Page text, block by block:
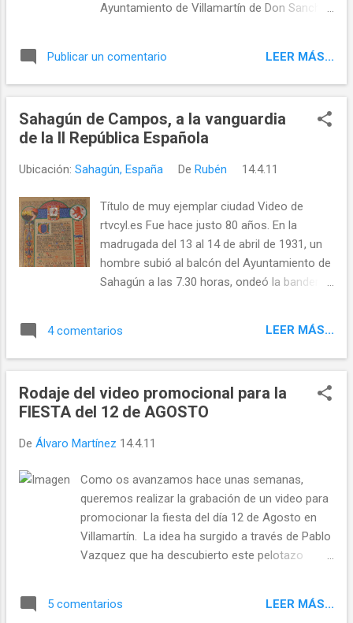
abierto para presentar su programa
eltemplete@gmail.com
Ayuntamiento de Villamartín de Don Sancho
León entre otras condiciones establece que
el proyecto debe estar finalizado antes del
Publicar un comentario LEER MÁS...
Sahagún de Campos, a la vanguardia
de la II República Española
Ubicación: Sahagún, España De Rubén 14.4.11
Título de muy ejemplar ciudad Video de
rtvcyl.es Fue hace justo 80 años. En la
madrugada del 13 al 14 de abril de 1931, un
hombre subió al balcón del Ayuntamiento de
Sahagún a las 7.30 horas, ondeó la bandera
república!". El anuncio derivó en estallido
popular y catapultó a la localidad leonesa a
segunda de toda España –después de Eibar,
en Guipúzcoa- en proclamar la Segunda
conocían todos los que participaban del
Pamparacuatro, hijo de la asturiana Nicanora
y el sahagunense Valentín, hombre honrado
de ideas liberales y trabajador que regentaba
con su hermana una mercería en el pueblo y
que siempre se había mostrado sensible a
4 comentarios LEER MÁS...
Rodaje del video promocional para la
FIESTA del 12 de AGOSTO
De Álvaro Martínez 14.4.11
Como os avanzamos hace unas semanas,
queremos realizar la grabación de un video para
promocionar la fiesta del día 12 de Agosto en
Villamartín. La idea ha surgido a través de Pablo
Vazquez que ha descubierto este pelotazo
grupo de gente, niños, jóvenes y mayores para
5 comentarios LEER MÁS...